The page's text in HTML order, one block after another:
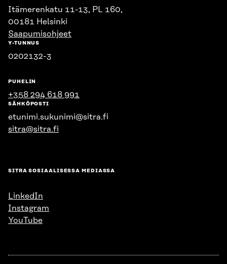
Itämerenkatu 11-13, PL 160,
00181 Helsinki
Saapumisohjeet
Y-TUNNUS
0202132-3
PUHELIN
+358 294 618 991
SÄHKÖPOSTI
etunimi.sukunimi@sitra.fi
sitra@sitra.fi
SITRA SOSIAALISESSA MEDIASSA
LinkedIn
Instagram
YouTube